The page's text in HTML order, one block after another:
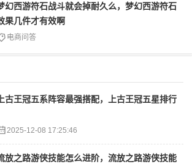
幻西游符石战斗就会掉耐久么，梦幻西游符石
果几件才有效啊
电商问答
上古王冠五系阵容最强搭配，上古王冠五星排行
2025-12-08 17:25:46
放之路游侠技能怎么进阶，流放之路游侠技能